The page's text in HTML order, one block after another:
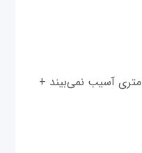
تبلتی که با سقوط از ارتفاع 1.5 متری آسیب نمی‌بیند +